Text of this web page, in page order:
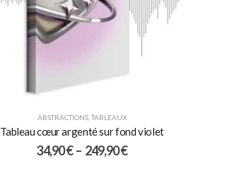
ABSTRACTIONS,TABLEAUX
Tableau cœur argenté sur fond violet
34,90€ – 249,90€